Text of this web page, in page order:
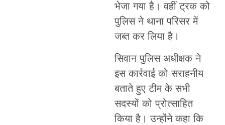
भेजा गया है। वहीं ट्रक को
पुलिस ने थाना परिसर में
जब्त कर लिया है।
सिवान पुलिस अधीक्षक ने
इस कार्रवाई को सराहनीय
बताते हुए टीम के सभी
सदस्यों को प्रोत्साहित
किया है। उन्होंने कहा कि